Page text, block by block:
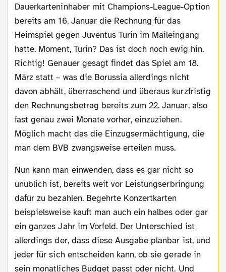
Dauerkarteninhaber mit Champions-League-Option
bereits am 16. Januar die Rechnung für das
Heimspiel gegen Juventus Turin im Maileingang
hatte. Moment, Turin? Das ist doch noch ewig hin.
Richtig! Genauer gesagt findet das Spiel am 18.
März statt – was die Borussia allerdings nicht
davon abhält, überraschend und überaus kurzfristig
den Rechnungsbetrag bereits zum 22. Januar, also
fast genau zwei Monate vorher, einzuziehen.
Möglich macht das die Einzugsermächtigung, die
man dem BVB zwangsweise erteilen muss.
Nun kann man einwenden, dass es gar nicht so
unüblich ist, bereits weit vor Leistungserbringung
dafür zu bezahlen. Begehrte Konzertkarten
beispielsweise kauft man auch ein halbes oder gar
ein ganzes Jahr im Vorfeld. Der Unterschied ist
allerdings der, dass diese Ausgabe planbar ist, und
jeder für sich entscheiden kann, ob sie gerade in
sein monatliches Budget passt oder nicht. Und